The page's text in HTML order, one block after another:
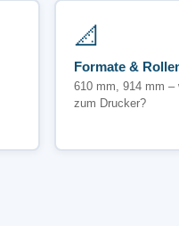
📐
Formate &
610 mm, 914 mm –
zum Drucker?